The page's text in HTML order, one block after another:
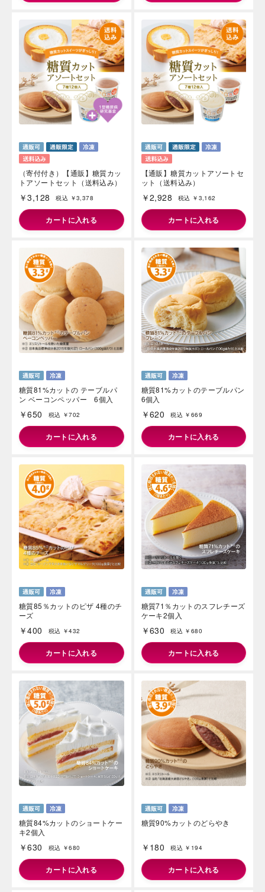
（寄付付き）【通販】糖質カッ
トアソートセット（送料込み）
￥3,128 税込 ￥3,378
カートに入れる
【通販】糖質カットアソートセ
ット（送料込み）
￥2,928 税込 ￥3,162
カートに入れる
糖質81%カットの テーブルパ
ン ベーコンペッパー 6個入
￥650 税込 ￥702
カートに入れる
糖質81%カットのテーブルパン
6個入
￥620 税込 ￥669
カートに入れる
糖質85％カットのピザ 4種のチ
ーズ
￥400 税込 ￥432
カートに入れる
糖質71％カットのスフレチーズ
ケーキ2個入
￥630 税込 ￥680
カートに入れる
糖質84%カットのショートケー
キ2個入
￥630 税込 ￥680
カートに入れる
糖質90%カットのどらやき
￥180 税込 ￥194
カートに入れる
岳や末広がりを意味す
やつ時」という意味を込
る、こだわりのスイー
さい。
Indonesia
Malaysia
Hong Kong
Thailand
Vietnam